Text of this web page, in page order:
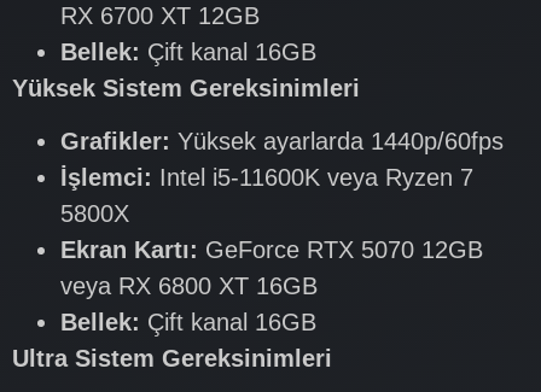
RX 6700 XT 12GB
Bellek: Çift kanal 16GB
Yüksek Sistem Gereksinimleri
Grafikler: Yüksek ayarlarda 1440p/60fps
İşlemci: Intel i5-11600K veya Ryzen 7
5800X
Ekran Kartı: GeForce RTX 5070 12GB
veya RX 6800 XT 16GB
Bellek: Çift kanal 16GB
Ultra Sistem Gereksinimleri